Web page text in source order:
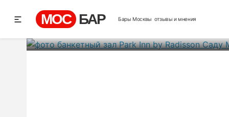
МОС БАР Бары Москвы отзывы и мнения